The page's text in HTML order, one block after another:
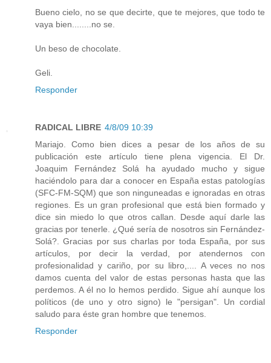
Bueno cielo, no se que decirte, que te mejores, que todo te
vaya bien........no se.
Un beso de chocolate.
Geli.
Responder
RADICAL LIBRE 4/8/09 10:39
Mariajo. Como bien dices a pesar de los años de su
publicación este artículo tiene plena vigencia. El Dr.
Joaquim Fernández Solá ha ayudado mucho y sigue
haciéndolo para dar a conocer en España estas patologías
(SFC-FM-SQM) que son ninguneadas e ignoradas en otras
regiones. Es un gran profesional que está bien formado y
dice sin miedo lo que otros callan. Desde aquí darle las
gracias por tenerle. ¿Qué sería de nosotros sin Fernández-
Solá?. Gracias por sus charlas por toda España, por sus
artículos, por decir la verdad, por atendernos con
profesionalidad y cariño, por su libro,.... A veces no nos
damos cuenta del valor de estas personas hasta que las
perdemos. A él no lo hemos perdido. Sigue ahí aunque los
políticos (de uno y otro signo) le "persigan". Un cordial
saludo para éste gran hombre que tenemos.
Responder